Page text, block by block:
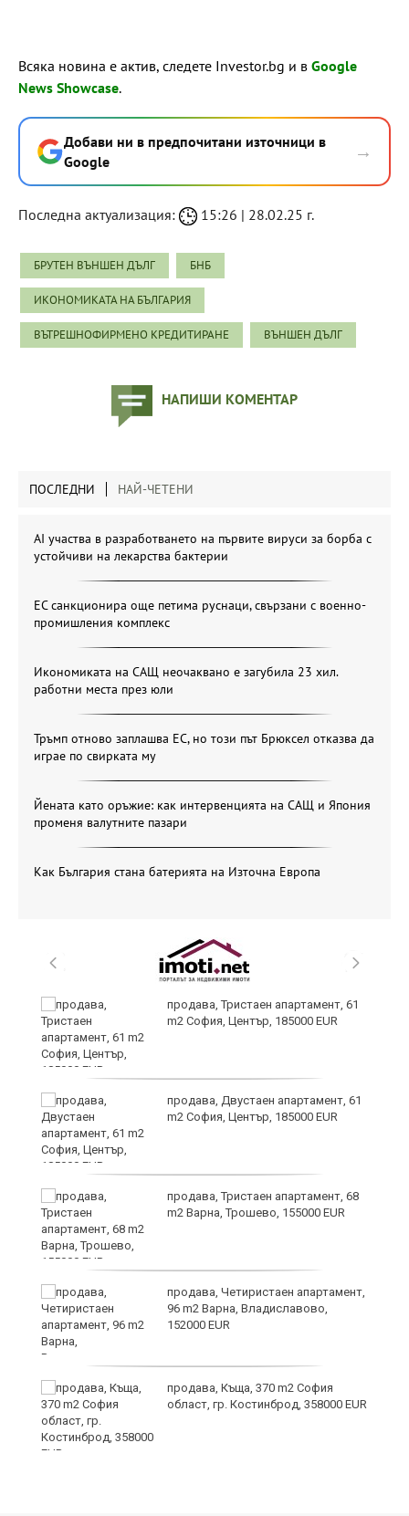
Всяка новина е актив, следете Investor.bg и в Google
News Showcase.
Добави ни в предпочитани източници в
Google
→
Последна актуализация: 15:26 | 28.02.25 г.
БРУТЕН ВЪНШЕН ДЪЛГ БНБ
ИКОНОМИКАТА НА БЪЛГАРИЯ
ВЪТРЕШНОФИРМЕНО КРЕДИТИРАНЕ ВЪНШЕН ДЪЛГ
НАПИШИ КОМЕНТАР
ПОСЛЕДНИ НАЙ-ЧЕТЕНИ
AI участва в разработването на първите вируси за борба с
устойчиви на лекарства бактерии
ЕС санкционира още петима руснаци, свързани с военно-
промишления комплекс
Икономиката на САЩ неочаквано е загубила 23 хил.
работни места през юли
Тръмп отново заплашва ЕС, но този път Брюксел отказва да
играе по свирката му
Йената като оръжие: как интервенцията на САЩ и Япония
променя валутните пазари
Как България стана батерията на Източна Европа
продава, Тристаен апартамент, 61
m2 София, Център, 185000 EUR
продава, Двустаен апартамент, 61
m2 София, Център, 185000 EUR
продава, Тристаен апартамент, 68
m2 Варна, Трошево, 155000 EUR
продава, Четиристаен апартамент,
96 m2 Варна, Владиславово,
152000 EUR
продава, Къща, 370 m2 София
област, гр. Костинброд, 358000 EUR